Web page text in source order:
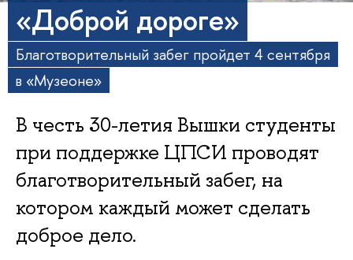
«Доброй дороге»
Благотворительный забег пройдет 4 сентября
в «Музеоне»
В честь 30-летия Вышки студенты
при поддержке ЦПСИ проводят
благотворительный забег, на
котором каждый может сделать
доброе дело.